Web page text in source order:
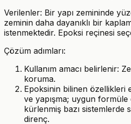
Verilenler: Bir yapı zemininde
zeminin daha dayanıklı bir
istenmektedir. Epoksi reçinesi
Çözüm adımları:
Kullanım amacı belirlenir:
koruma.
Epoksinin bilinen özellikleri
ve yapışma; uygun formüle
kürlenmiş bazı sistemlerde
direnç.